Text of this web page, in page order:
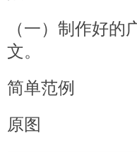
（一）制作好
文。
简单范例
原图